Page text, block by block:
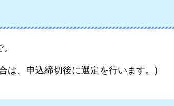
は、申込締切後に選定を行います。)